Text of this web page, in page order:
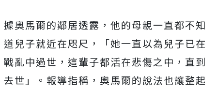
據奧馬爾的鄰居透露，他的母親一直都不知
道兒子就近在咫尺，「她一直以為兒子已在
戰亂中過世，這輩子都活在悲傷之中，直到
去世」。報導指稱，奧馬爾的說法也讓整起